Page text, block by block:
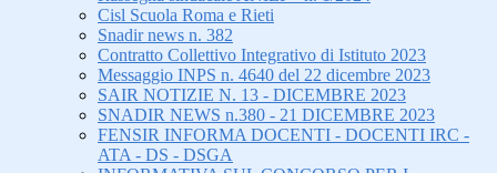
Cisl Scuola Roma e Rieti
Snadir news n. 382
Contratto Collettivo Integrativo di Istituto 2023
Messaggio INPS n. 4640 del 22 dicembre 2023
SAIR NOTIZIE N. 13 - DICEMBRE 2023
SNADIR NEWS n.380 - 21 DICEMBRE 2023
FENSIR INFORMA DOCENTI - DOCENTI IRC -
ATA - DS - DSGA